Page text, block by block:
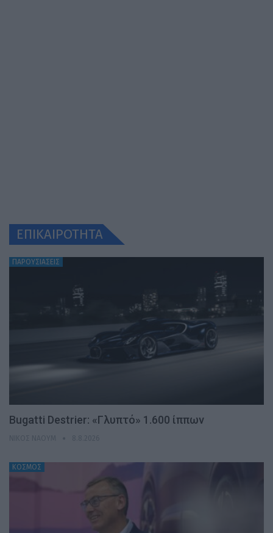
ΕΠΙΚΑΙΡΟΤΗΤΑ
ΠΑΡΟΥΣΙΑΣΕΙΣ
Bugatti Destrier: «Γλυπτό» 1.600 ίππων
ΚΟΣΜΟΣ